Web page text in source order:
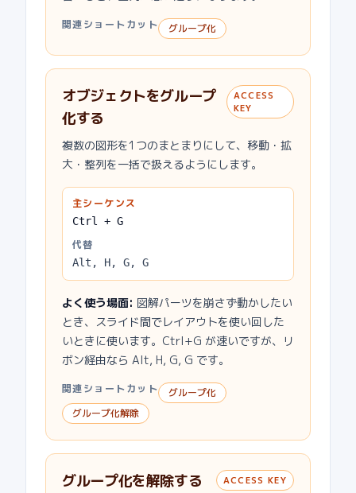
関連ショートカット グループ化
オブジェクトをグループ
化する
ACCESS
KEY
複数の図形を1つのまとまりにして、移動・拡
大・整列を一括で扱えるようにします。
主シーケンス
Ctrl + G
代替
Alt, H, G, G
よく使う場面: 図解パーツを崩さず動かしたい
とき、スライド間でレイアウトを使い回した
いときに使います。Ctrl+G が速いですが、リ
ボン経由なら Alt, H, G, G です。
関連ショートカット
グループ化
グループ化解除
グループ化を解除する ACCESS KEY